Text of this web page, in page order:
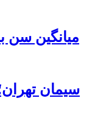
میانگین سن
سیمان